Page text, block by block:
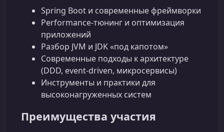
Spring Boot и современные фреймворки
Performance-тюнинг и оптимизация
приложений
Разбор JVM и JDK «под капотом»
Современные подходы к архитектуре
(DDD, event-driven, микросервисы)
Инструменты и практики для
высоконагруженных систем
Преимущества участия